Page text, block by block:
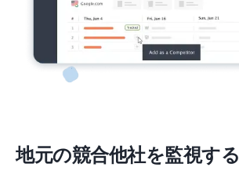
地元の競合他社を監視する